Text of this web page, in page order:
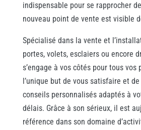
indispensable pour se rapprocher
nouveau point de vente est visible
Spécialisé dans la vente et
portes, volets, esclaiers ou encore
s’engage à vos côtés pour tous vos
l’unique but de vous satisfaire et
conseils personnalisés adaptés à
délais. Grâce à son sérieux, il est
référence dans son domaine